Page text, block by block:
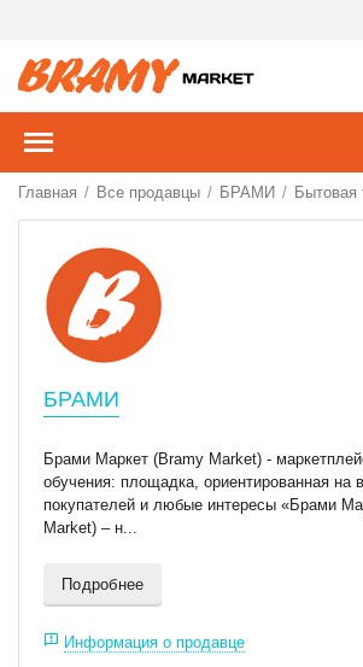
Главная / Все продавцы / БРАМИ / Бытовая
БРАМИ
Брами Маркет (Bramy Market) -
обучения: площадка, ориентированная на
покупателей и любые интересы «Брами
Market) – н...
Подробнее
Информация о продавце